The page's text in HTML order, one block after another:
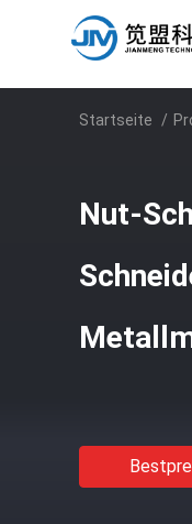
Startseite /
Nut-